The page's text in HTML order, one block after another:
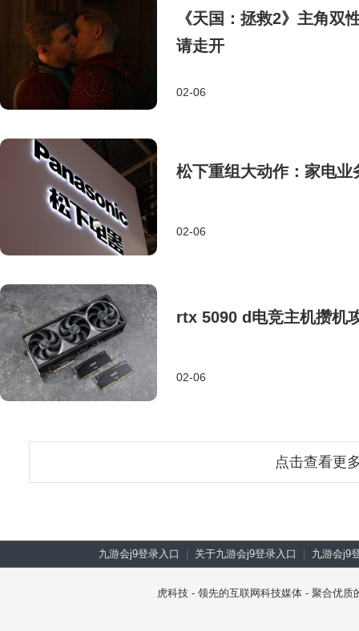
《天国：拯救2》主角双
请走开
02-06
松下重组大动作：家电业
02-06
rtx 5090 d电竞主机攒机
02-06
点击查看更
九游会j9登录入口 | 关于九游会j9登录入口 | 九游会j9
虎科技 - 领先的互联网科技媒体 - 聚合优